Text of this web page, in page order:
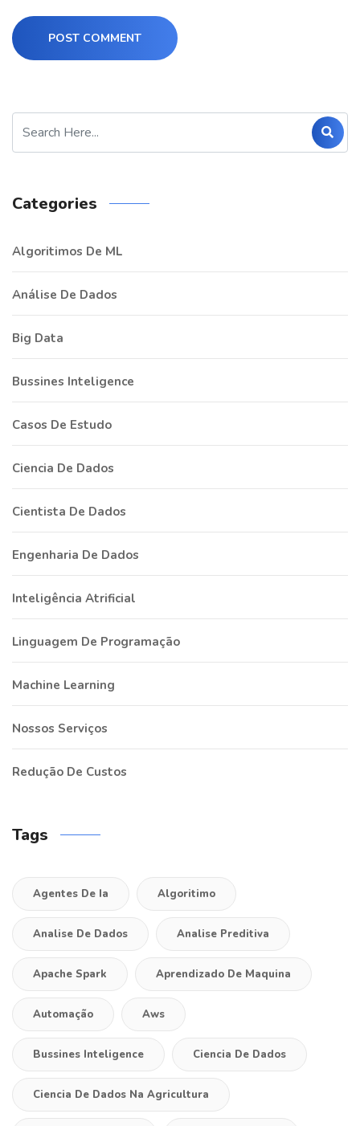
POST COMMENT
Categories
Algoritimos De ML
Análise De Dados
Big Data
Bussines Inteligence
Casos De Estudo
Ciencia De Dados
Cientista De Dados
Engenharia De Dados
Inteligência Atrificial
Linguagem De Programação
Machine Learning
Nossos Serviços
Redução De Custos
Tags
Agentes De Ia Algoritimo
Analise De Dados Analise Preditiva
Apache Spark Aprendizado De Maquina
Automação Aws
Bussines Inteligence Ciencia De Dados
Ciencia De Dados Na Agricultura